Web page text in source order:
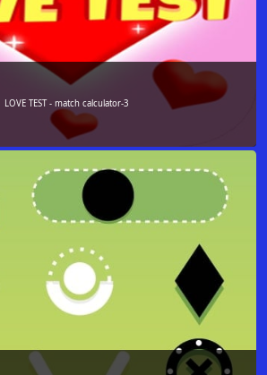
LOVE TEST - match calculator-3